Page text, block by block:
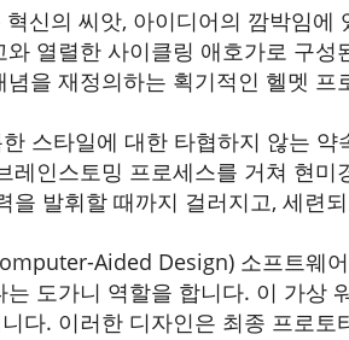
신의 씨앗, 아이디어의 깜박임에
열렬한 사이클링 애호가로 구성
을 재정의하는 획기적인 헬멧 프
스타일에 대한 타협하지 않는
인스토밍 프로세스를 거쳐 현미
발휘할 때까지 걸러지고, 세련
Aided Design) 소프트웨
도가니 역할을 합니다. 이 가상
다. 이러한 디자인은 최종 프로토